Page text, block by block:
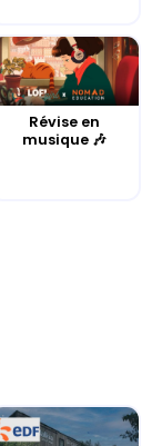
Révise en
musique 🎶